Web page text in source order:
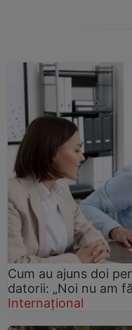
Cum au ajuns doi
datorii: „Noi nu am
Internațional